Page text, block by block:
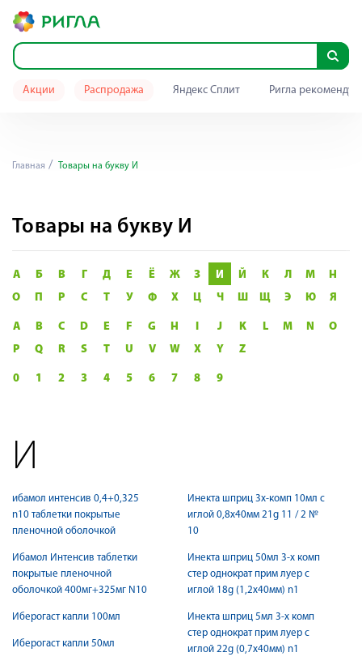
Акции Распродажа Яндекс Сплит Ригла
Главная Товары на букву И
Товары на букву И
А Б В Г Д Е Ё Ж З И Й К Л М
Н
О
П Р С Т У Ф Х Ц Ч Ш Щ Э Ю Я
A B C D E F G H I J K L M N
O
P
Q R S T U V W X Y Z
0 1 2 3 4 5 6 7 8 9
И
ибамол интенсив 0,4+0,325
n10 таблетки покрытые
пленочной оболочкой
Ибамол Интенсив таблетки
покрытые пленочной
оболочкой 400мг+325мг N10
Иберогаст капли 100мл
Иберогаст капли 50мл
Инекта шприц 3х-комп 10мл с
иглой 0,8х40мм 21g 11 / 2 №
10
Инекта шприц 50мл 3-х комп
стер однократ прим луер c
иглой 18g (1,2х40мм) n1
Инекта шприц 5мл 3-х комп
стер однократ прим луер c
иглой 22g (0,7х40мм) n1